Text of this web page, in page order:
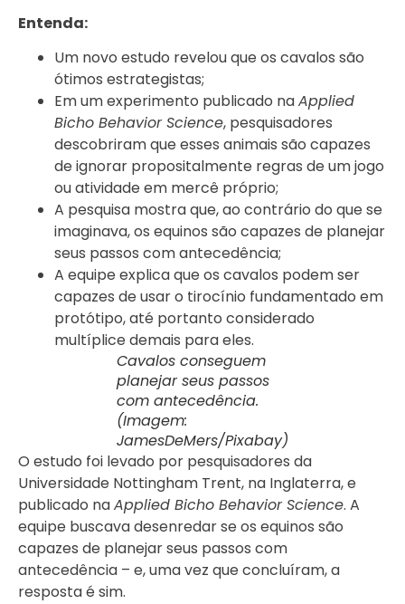
Entenda:
Um novo estudo revelou que os cavalos são
ótimos estrategistas;
Em um experimento publicado naApplied
Bicho Behavior Science, pesquisadores
descobriram que esses animais são capazes
de ignorar propositalmente regras de um jogo
ou atividade em mercê próprio;
A pesquisa mostra que, ao contrário do que se
imaginava, os equinos são capazes de planejar
seus passos com antecedência;
A equipe explica que os cavalos podem ser
capazes de usar o tirocínio fundamentado em
protótipo, até portanto considerado
multíplice demais para eles.
Cavalos conseguem
planejar seus passos
com antecedência.
(Imagem:
JamesDeMers/Pixabay)
O estudo foi levado por pesquisadores da
Universidade Nottingham Trent, na Inglaterra, e
publicado naApplied Bicho Behavior Science. A
equipe buscava desenredar se os equinos são
capazes de planejar seus passos com
antecedência – e, uma vez que concluíram, a
resposta é sim.